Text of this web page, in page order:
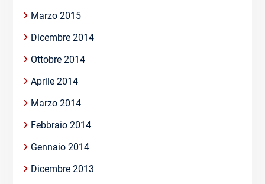
Marzo 2015
Dicembre 2014
Ottobre 2014
Aprile 2014
Marzo 2014
Febbraio 2014
Gennaio 2014
Dicembre 2013